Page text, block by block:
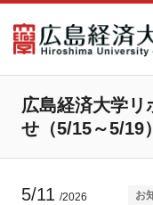
広島経済大学リ
せ（5/15～5/19）
5/11 /2026 お